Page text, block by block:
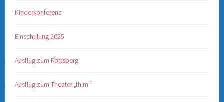
Kinderkonferenz
Einschulung 2025
Ausflug zum Rottsberg
Ausflug zum Theater „thim“